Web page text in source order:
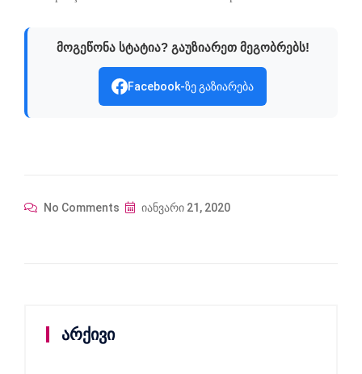
მოგეწონა სტატია? გაუზიარეთ მეგობრებს!
Facebook-ზე გაზიარება
No Comments იანვარი 21, 2020
არქივი